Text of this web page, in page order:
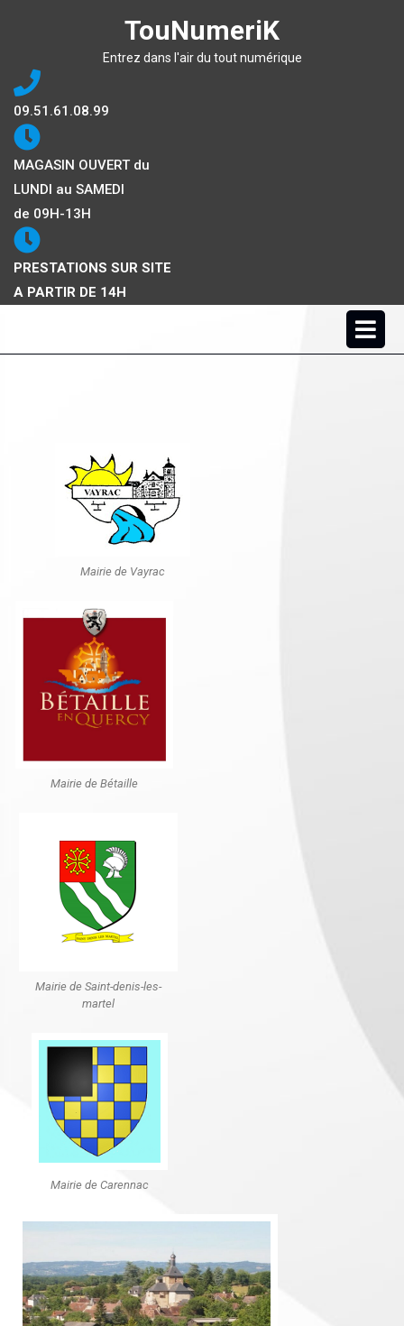
TouNumeriK
Entrez dans l'air du tout numérique
09.51.61.08.99
MAGASIN OUVERT du
LUNDI au SAMEDI
de 09H-13H
PRESTATIONS SUR SITE
A PARTIR DE 14H
Mairie de Vayrac
Mairie de Bétaille
Mairie de Saint-denis-les-
martel
Mairie de Carennac